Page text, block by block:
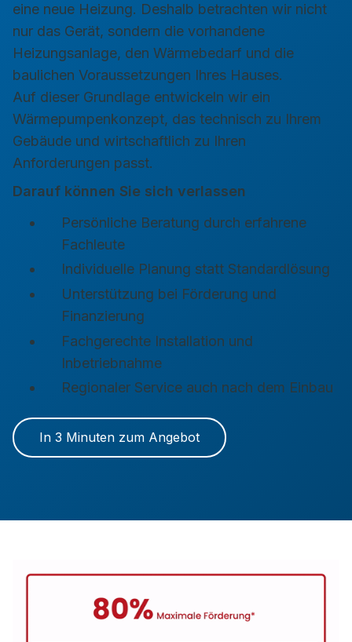
eine neue Heizung. Deshalb betrachten wir nicht
nur das Gerät, sondern die vorhandene
Heizungsanlage, den Wärmebedarf und die
baulichen Voraussetzungen Ihres Hauses.
Auf dieser Grundlage entwickeln wir ein
Wärmepumpenkonzept, das technisch zu Ihrem
Gebäude und wirtschaftlich zu Ihren
Anforderungen passt.
Darauf können Sie sich verlassen
Persönliche Beratung durch erfahrene
Fachleute
Individuelle Planung statt Standardlösung
Unterstützung bei Förderung und
Finanzierung
Fachgerechte Installation und
Inbetriebnahme
Regionaler Service auch nach dem Einbau
In 3 Minuten zum Angebot